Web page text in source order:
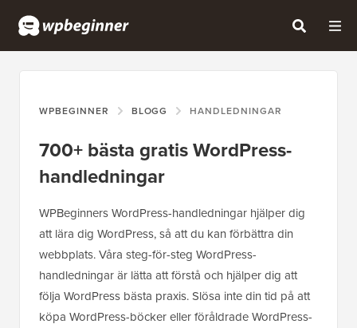
WPBEGINNER BLOGG HANDLEDNINGAR
700+ bästa gratis WordPress-
handledningar
WPBeginners WordPress-handledningar hjälper dig
att lära dig WordPress, så att du kan förbättra din
webbplats. Våra steg-för-steg WordPress-
handledningar är lätta att förstå och hjälper dig att
följa WordPress bästa praxis. Slösa inte din tid på att
köpa WordPress-böcker eller föråldrade WordPress-